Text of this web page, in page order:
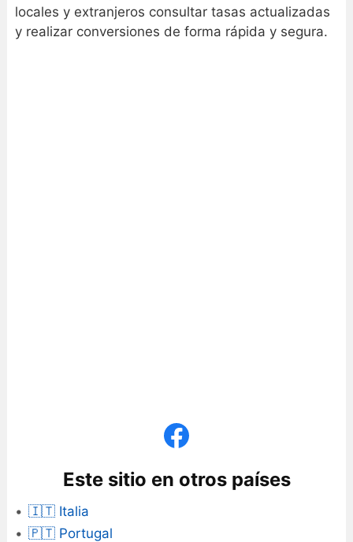
locales y extranjeros consultar tasas actualizadas
y realizar conversiones de forma rápida y segura.
Este sitio en otros países
🇮🇹 Italia
🇵🇹 Portugal